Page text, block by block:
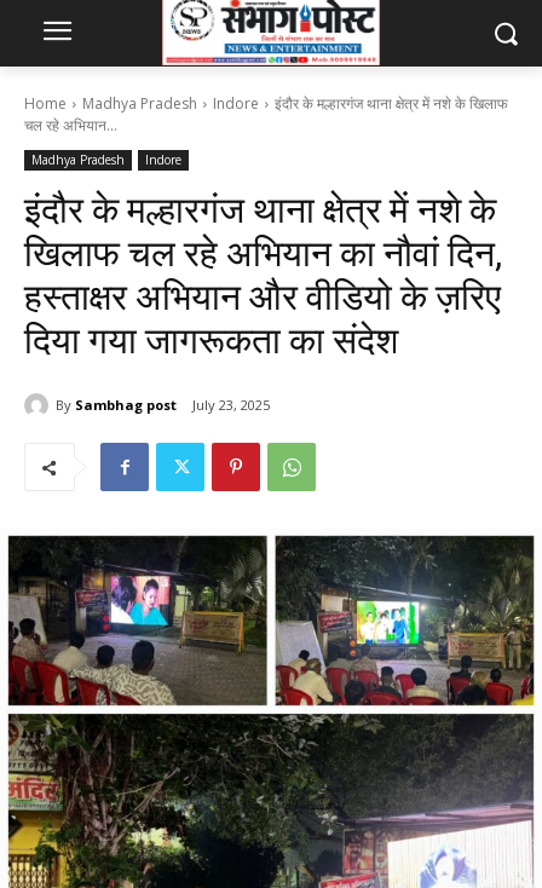
Home Madhya Pradesh Indore
इंदौर के मल्हारगंज थाना क्षेत्र में नशे के खिलाफ
चल रहे अभियान...
Madhya Pradesh Indore
इंदौर के मल्हारगंज थाना क्षेत्र में नशे के
खिलाफ चल रहे अभियान का नौवां दिन,
हस्ताक्षर अभियान और वीडियो के ज़रिए
दिया गया जागरूकता का संदेश
By Sambhag post July 23, 2025